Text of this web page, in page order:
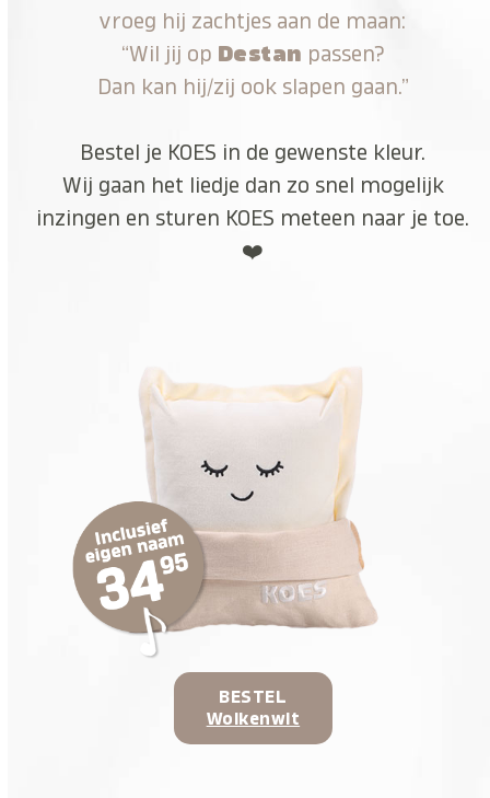
vroeg hij zachtjes aan de maan:
“Wil jij op Destan passen?
Dan kan hij/zij ook slapen gaan.”
Bestel je KOES in de gewenste kleur.
Wij gaan het liedje dan zo snel mogelijk
inzingen en sturen KOES meteen naar je toe.
❤️
BESTEL
Wolkenwit